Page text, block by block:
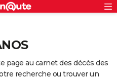
page au carnet des décès des
recherche ou trouver un